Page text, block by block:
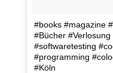
#books #magazine
#Bücher
#softwaretesting
#programming
#Köln